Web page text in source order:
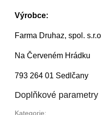
Výrobce:
Farma Druhaz, spol. s.r.o
Na Červeném Hrádku
793 264 01 Sedlčany
Doplňkové parametry
Kategorie: